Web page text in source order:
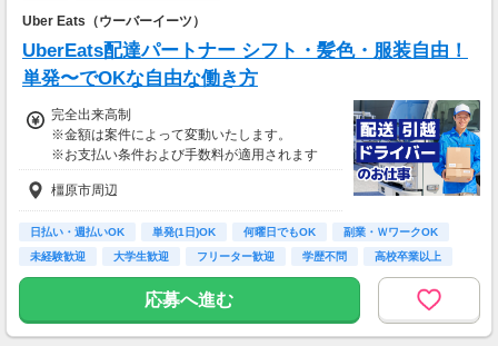
Uber Eats（ウーバーイーツ）
UberEats配達パートナー シフト・髪色・服装自由！
単発〜でOKな自由な働き方
完全出来高制
※金額は案件によって変動いたします。
※お支払い条件および手数料が適用されます
橿原市周辺
日払い・週払いOK 単発(1日)OK 何曜日でもOK
副業・ＷワークOK
未経験歓迎
大学生歓迎 フリーター歓迎 学歴不問 高校卒業以上
応募へ進む